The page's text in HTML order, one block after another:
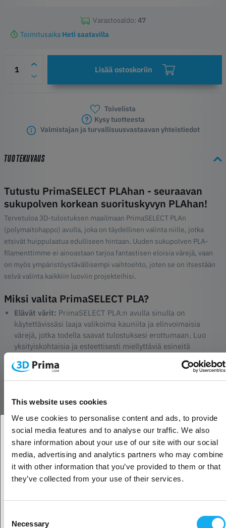
This website uses cookies
We use cookies to personalise content and ads, to provide
social media features and to analyse our traffic. We also
share information about your use of our site with our social
media, advertising and analytics partners who may combine
it with other information that you’ve provided to them or that
they’ve collected from your use of their services.
Selection
Necessary
Varastosaldo: 47
Toimitusaika Heti saatavilla
Lisää ostoskoriin
Toivelista
Kysy tuotteesta
Valmistajan ja turvallisuusvastaavan yhteistiedot
TUOTEKUVAUS
Tutustu PrimaSELECT PLAhan - seuraavan
sukupolven korkean suorituskyvyn PLAhan!
Tervetuloa 3D-tulostuksen maailmaan PrimaSELECT PLAn
(polymaitohappo) avulla, joka on täydellinen valinta niille, jotka
etsivät huippulaatua edulliseen hintaan. Uuden sukupolven PLA-
filamenttimme ei ainoastaan tarjoa fantastisen eloisia värejä, vaan
on myös ympäristöystävällisempi vaihtoehto, joten se on itsestään
selvä valinta kaikkiin luoviin projekteihisi.
Miksi valita PrimaSELECT PLA?
Elävät värit: PrimaSELECT PLA:n avulla sinulla on
käytettävissäsi laaja valikoima kauniita ja elinvoimaisia
värejä, jotka todella saavat tulostuksesi erottumaan. Luo
yksityiskohtaisia ja esteettisesti miellyttäviä esineitä
Ympäristöystävällisempi:
Uuden sukupolven PLA on
kehitetty ympäristöä ajatellen. Uusiutuvista luonnonvaroista
muovimateriaaleihin verrattuna. Voit luottaa siihen, että teet
Ei myrkyllisiä höyryjä:Yksi PrimaSELECT PLA:n
suurimmista eduista on se, että se ei tuota myrkyllisiä
höyryjä tulostuksen aikana. Tämä tekee siitä ihanteellisen
sisäkäyttöön, olitpa sitten luomassa kotona, koulussa tai
toimistossa. Saat turvallisen ja mukavan
tulostuskokemuksen joka kerta.
helppokäyttöisyydestään. Se ei vaadi lämmitettyä
asetettu 45-55 asteeseen. Virheettömän tulostuksen
Oletko yritys- vai yksityisasiakas?
Yritysasiakas